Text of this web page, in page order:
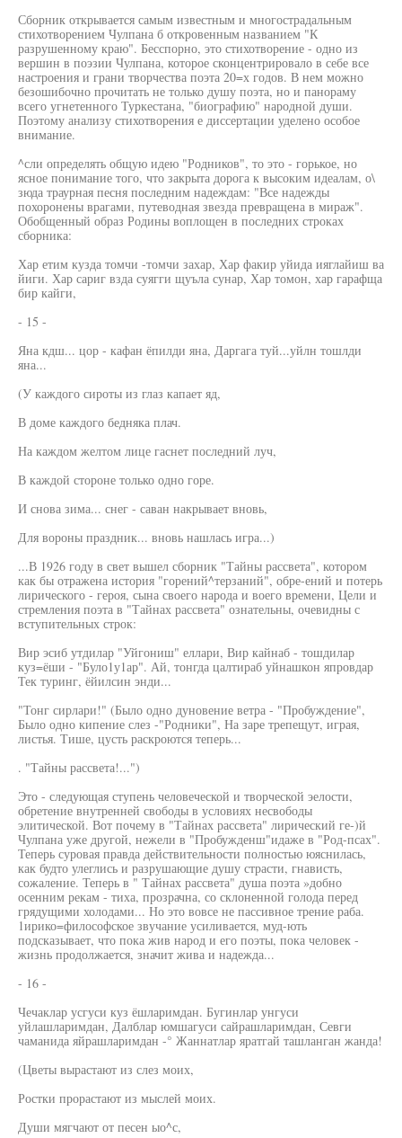
Сборник открывается самым известным и многострадальным
стихотворением Чулпана б откровенным названием "К
разрушенному краю". Бесспорно, это стихотворение - одно из
вершин в поэзии Чулпана, которое сконцентрировало в себе все
настроения и грани творчества поэта 20=х годов. В нем можно
безошибочно прочитать не только душу поэта, но и панораму
всего угнетенного Туркестана, "биографию" народной души.
Поэтому анализу стихотворения е диссертации уделено особое
внимание.
^сли определять общую идею "Родников", то это - горькое, но
ясное понимание того, что закрыта дорога к высоким идеалам, о\
зюда траурная песня последним надеждам: "Все надежды
похоронены врагами, путеводная звезда превращена в мираж".
Обобщенный образ Родины воплощен в последних строках
сборника:
Хар етим кузда томчи -томчи захар, Хар факир уйида ияглайиш ва
йиги. Хар сариг взда суягги щуъла сунар, Хар томон, хар гарафща
бир кайги,
- 15 -
Яна кдш... цор - кафан ёпилди яна, Даргага туй...уйлн тошлди
яна...
(У каждого сироты из глаз капает яд,
В доме каждого бедняка плач.
На каждом желтом лице гаснет последний луч,
В каждой стороне только одно горе.
И снова зима... снег - саван накрывает вновь,
Для вороны праздник... вновь нашлась игра...)
...В 1926 году в свет вышел сборник "Тайны рассвета", котором
как бы отражена история "горений^терзаний", обре-ений и потерь
лирического - героя, сына своего народа и воего времени, Цели и
стремления поэта в "Тайнах рассвета" ознательны, очевидны с
вступительных строк:
Вир эсиб утдилар "Уйгониш" еллари, Вир кайнаб - тошдилар
куз=ёши - "Було1у1ар". Ай, тонгда цалтираб уйнашкон япровдар
Тек туринг, ёйилсин энди...
"Тонг сирлари!" (Было одно дуновение ветра - "Пробуждение",
Было одно кипение слез -"Родники", На заре трепещут, играя,
листья. Тише, цусть раскроются теперь...
. "Тайны рассвета!...")
Это - следующая ступень человеческой и творческой эелости,
обретение внутренней свободы в условиях несвободы
элитической. Вот почему в "Тайнах рассвета" лирический ге-)й
Чулпана уже другой, нежели в "Пробужденш"идаже в "Род-псах".
Теперь суровая правда действительности полностью юяснилась,
как будто улеглись и разрушающие душу страсти, гнависть,
сожаление. Теперь в " Тайнах рассвета" душа поэта »добно
осенним рекам - тиха, прозрачна, со склоненной голода перед
грядущими холодами... Но это вовсе не пассивное трение раба.
1ирико=философское звучание усиливается, муд-ють
подсказывает, что пока жив народ и его поэты, пока человек -
жизнь продолжается, значит жива и надежда...
- 16 -
Чечаклар усгуси куз ёшларимдан. Бугинлар унгуси
уйлашларимдан, Далблар юмшагуси сайрашларимдан, Севги
чаманида яйрашларимдан -° Жаннатлар яратгай ташланган жанда!
(Цветы вырастают из слез моих,
Ростки прорастают из мыслей моих.
Души мягчают от песен ыо^с,